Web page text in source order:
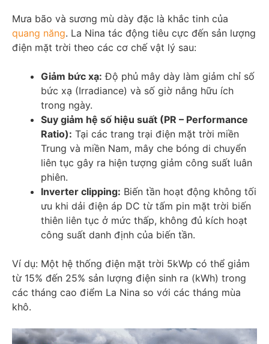
Mưa bão và sương mù dày đặc là khắc tinh của
quang năng. La Nina tác động tiêu cực đến sản lượng
điện mặt trời theo các cơ chế vật lý sau:
Giảm bức xạ: Độ phủ mây dày làm giảm chỉ số
bức xạ (Irradiance) và số giờ nắng hữu ích
trong ngày.
Suy giảm hệ số hiệu suất (PR – Performance
Ratio): Tại các trang trại điện mặt trời miền
Trung và miền Nam, mây che bóng di chuyển
liên tục gây ra hiện tượng giảm công suất luân
phiên.
Inverter clipping: Biến tần hoạt động không tối
ưu khi dải điện áp DC từ tấm pin mặt trời biến
thiên liên tục ở mức thấp, không đủ kích hoạt
công suất danh định của biến tần.
Ví dụ: Một hệ thống điện mặt trời 5kWp có thể giảm
từ 15% đến 25% sản lượng điện sinh ra (kWh) trong
các tháng cao điểm La Nina so với các tháng mùa
khô.